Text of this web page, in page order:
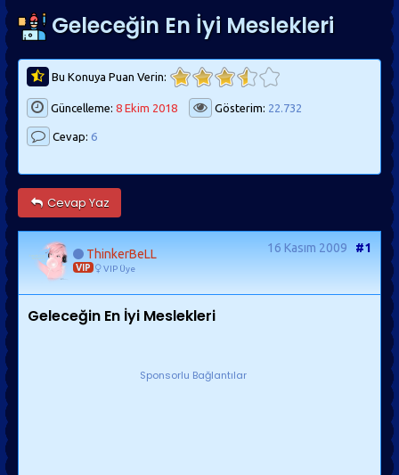
Geleceğin En İyi Meslekleri
Bu Konuya Puan Verin:
Güncelleme: 8 Ekim 2018 Gösterim: 22.732
Cevap: 6
Cevap Yaz
ThinkerBeLL
VIP VIP Üye
16 Kasım 2009 #1
Geleceğin En İyi Meslekleri
Sponsorlu Bağlantılar